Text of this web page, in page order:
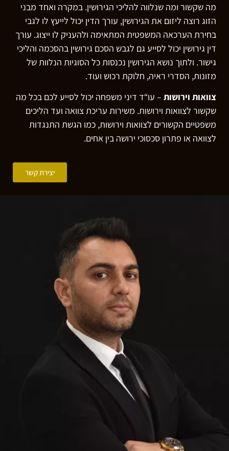
מה שקשור ומה שנלווה להליכי הגירושין. במקרה ואחד מבני
הזוג רוצה ליזום את הגירושין, עורך הדין יכול לייעץ לו לגבי
בחירת הערכאה המשפטית המתאימה ולהעניק לו ייצוג. עורך
דין גירושין יכול לסייע גם לגבש הסכם גירושין בהסכמה והליכי
גישור. ולתוך נושא הגירושין נכנסות כל הסוגיות הנלוות של
מזונות, הסדרי ראיה, חלוקת רכוש ועוד.
צוואות וירושות – עו“ד דיני משפחה יכול לסייע לכם בכל מה
שקשור לצוואות וירושות. משירות עריכת צוואה ועד הליכים
משפטיים הקשורים לצוואות וירושות, כמו הגשת התנגדות
לצוואה או פתרון סכסוכי ירושה בין אחים.
יצירת קשר